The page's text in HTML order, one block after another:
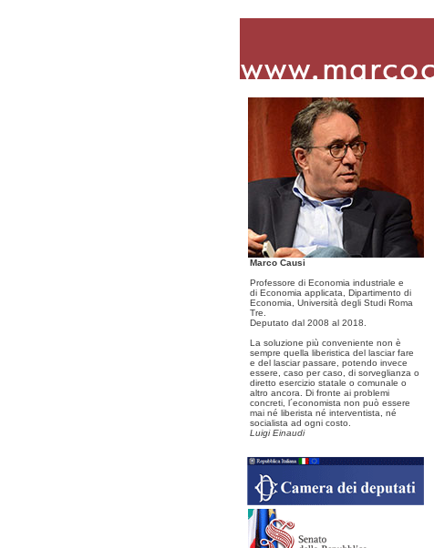
Marco Causi
Professore di Economia industriale e
di Economia applicata, Dipartimento di
Economia, Università degli Studi Roma
Tre.
Deputato dal 2008 al 2018.
La soluzione più conveniente non è
sempre quella liberistica del lasciar fare
e del lasciar passare, potendo invece
essere, caso per caso, di sorveglianza o
diretto esercizio statale o comunale o
altro ancora. Di fronte ai problemi
concreti, l´economista non può essere
mai né liberista né interventista, né
socialista ad ogni costo.
Luigi Einaudi